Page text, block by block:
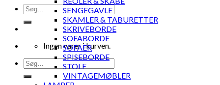
Søg
efter:
Ingen varer i kurven.
Søg
efter:
SENGEGAVLE
SKAMLER & TABURETTER
SKRIVEBORDE
SOFABORDE
SOFAER
SPISEBORDE
STOLE
VINTAGEMØBLER